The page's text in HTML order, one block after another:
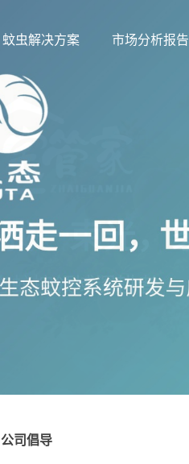
蚊虫解决方案 市场分析报告
公司简介
公司倡导
行动